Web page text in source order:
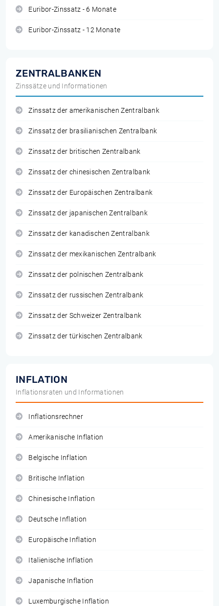
Euribor-Zinssatz - 6 Monate
Euribor-Zinssatz - 12 Monate
ZENTRALBANKEN
Zinssätze und Informationen
Zinssatz der amerikanischen Zentralbank
Zinssatz der brasilianischen Zentralbank
Zinssatz der britischen Zentralbank
Zinssatz der chinesischen Zentralbank
Zinssatz der Europäischen Zentralbank
Zinssatz der japanischen Zentralbank
Zinssatz der kanadischen Zentralbank
Zinssatz der mexikanischen Zentralbank
Zinssatz der polnischen Zentralbank
Zinssatz der russischen Zentralbank
Zinssatz der Schweizer Zentralbank
Zinssatz der türkischen Zentralbank
INFLATION
Inflationsraten und Informationen
Inflationsrechner
Amerikanische Inflation
Belgische Inflation
Britische Inflation
Chinesische Inflation
Deutsche Inflation
Europäische Inflation
Italienische Inflation
Japanische Inflation
Luxemburgische Inflation